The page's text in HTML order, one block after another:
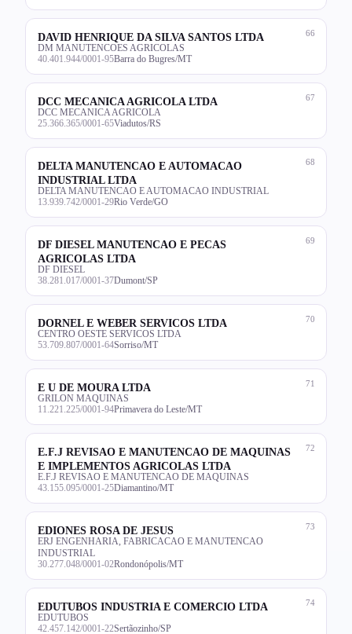
66
DAVID HENRIQUE DA SILVA SANTOS LTDA
DM MANUTENCOES AGRICOLAS
40.401.944/0001-95Barra do Bugres/MT
67
DCC MECANICA AGRICOLA LTDA
DCC MECANICA AGRICOLA
25.366.365/0001-65Viadutos/RS
68
DELTA MANUTENCAO E AUTOMACAO
INDUSTRIAL LTDA
DELTA MANUTENCAO E AUTOMACAO INDUSTRIAL
13.939.742/0001-29Rio Verde/GO
69
DF DIESEL MANUTENCAO E PECAS
AGRICOLAS LTDA
DF DIESEL
38.281.017/0001-37Dumont/SP
70
DORNEL E WEBER SERVICOS LTDA
CENTRO OESTE SERVICOS LTDA
53.709.807/0001-64Sorriso/MT
71
E U DE MOURA LTDA
GRILON MAQUINAS
11.221.225/0001-94Primavera do Leste/MT
72
E.F.J REVISAO E MANUTENCAO DE MAQUINAS
E IMPLEMENTOS AGRICOLAS LTDA
E.F.J REVISAO E MANUTENCAO DE MAQUINAS
43.155.095/0001-25Diamantino/MT
73
EDIONES ROSA DE JESUS
ERJ ENGENHARIA, FABRICACAO E MANUTENCAO
INDUSTRIAL
30.277.048/0001-02Rondonópolis/MT
74
EDUTUBOS INDUSTRIA E COMERCIO LTDA
EDUTUBOS
42.457.142/0001-22Sertãozinho/SP